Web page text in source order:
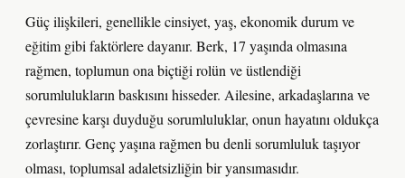
Güç ilişkileri, genellikle cinsiyet, yaş, ekonomik durum ve
eğitim gibi faktörlere dayanır. Berk, 17 yaşında olmasına
rağmen, toplumun ona biçtiği rolün ve üstlendiği
sorumlulukların baskısını hisseder. Ailesine, arkadaşlarına ve
çevresine karşı duyduğu sorumluluklar, onun hayatını oldukça
zorlaştırır. Genç yaşına rağmen bu denli sorumluluk taşıyor
olması, toplumsal adaletsizliğin bir yansımasıdır.